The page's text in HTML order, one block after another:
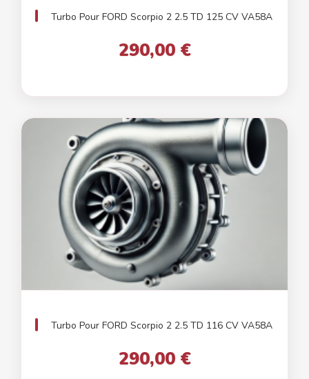
Turbo Pour FORD Scorpio 2 2.5 TD 125 CV VA58A
290,00 €
Turbo Pour FORD Scorpio 2 2.5 TD 116 CV VA58A
290,00 €